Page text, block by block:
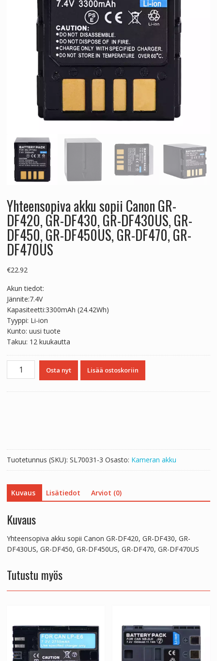
Yhteensopiva akku sopii Canon GR-
DF420, GR-DF430, GR-DF430US, GR-
DF450, GR-DF450US, GR-DF470, GR-
DF470US
€22.92
Akun tiedot:
Jännite:7.4V
Kapasiteetti:3300mAh (24.42Wh)
Tyyppi: Li-ion
Kunto: uusi tuote
Takuu: 12 kuukautta
Yhteensopiva
GR-
DF430US,
GR-
DF450,
GR-
DF450US,
GR-
DF470,
GR-
DF470US
Osta nyt Lisää ostoskoriin
Tuotetunnus (SKU): SL70031-3 Osasto: Kameran akku
Kuvaus Lisätiedot Arviot (0)
Kuvaus
Yhteensopiva akku sopii Canon GR-DF420, GR-DF430, GR-
DF430US, GR-DF450, GR-DF450US, GR-DF470, GR-DF470US
Tutustu myös